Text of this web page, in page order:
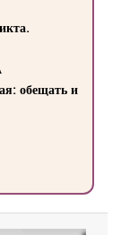
обещать и